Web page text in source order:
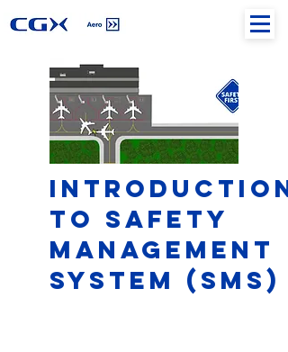
Introduction
to Safety
Management
System (SMS)